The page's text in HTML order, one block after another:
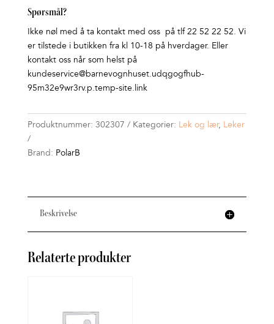
Spørsmål?
Ikke nøl med å ta kontakt med oss på tlf 22 52 22 52. Vi
er tilstede i butikken fra kl 10-18 på hverdager. Eller
kontakt oss når som helst på
kundeservice@barnevognhuset.udqgogfhub-
95m32e9wr3rv.p.temp-site.link
Produktnummer: 302307 Kategorier: Lek og lær, Leker
Brand: PolarB
Beskrivelse
Relaterte produkter